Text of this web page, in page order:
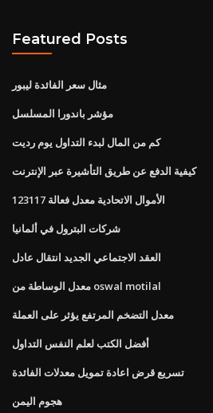
Featured Posts
مثال سعر الفائدة ليبور
مؤشر باندورا المسلسل
كم من المال لبدء التداول يوم رديت
كيفية الدفع عن طريق التأشيرة عبر الإنترنت
الأموال الاتحادية معدل فعالة 123117
شركات البترول في ألمانيا
العقد الاجتماعي الجديد انتقال عادل
معدل الوساطة من oswal motilal
معدل التضخم المرتفع يؤثر على العملة
أفضل الكتب لعلم النفس التداول
تسريع قرض اعادة تمويل معدلات الفائدة
هجوم اليمن